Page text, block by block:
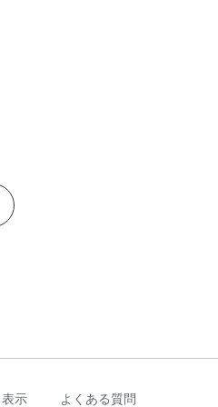
示 よくある質問